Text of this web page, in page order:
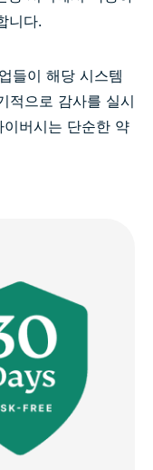
니다.
들이 해당 시스템
적으로 감사를 실시
버시는 단순한 약